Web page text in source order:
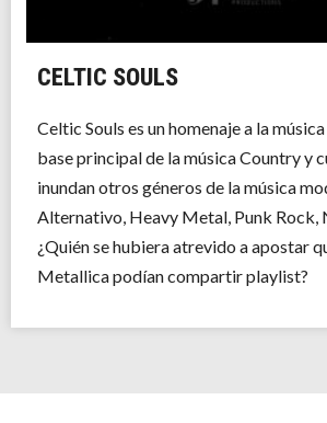
CELTIC SOULS
Celtic Souls es un homenaje a la
base principal de la música Country y
inundan otros géneros de la música
Alternativo, Heavy Metal, Punk Rock,
¿Quién se hubiera atrevido a apostar
Metallica podían compartir playlist?